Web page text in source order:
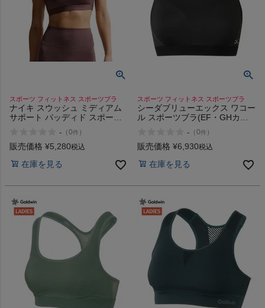
スポーツ フィットネス スポーツブラ
ナイキ スウッシュ ミディアム
サポート パッディド スポーツ
Support Padded Sports Bra
- （0件 ）
販売価格 ¥5,280税込
在庫を見る
スポーツ フィットネス スポーツブラ
シーダブリューエックス ワコー
ル スポーツブラ(EF・GHカッ
- （0件 ）
販売価格 ¥6,930税込
在庫を見る